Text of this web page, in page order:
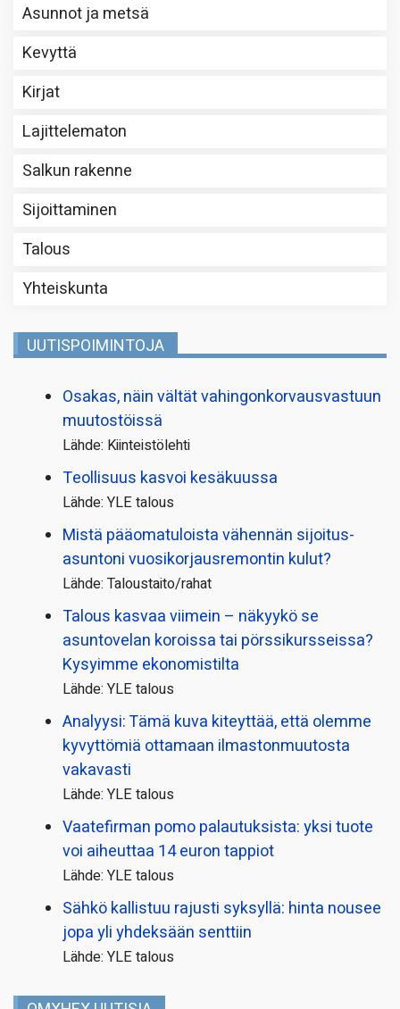
Asunnot ja metsä
Kevyttä
Kirjat
Lajittelematon
Salkun rakenne
Sijoittaminen
Talous
Yhteiskunta
UUTISPOIMINTOJA
Osakas, näin vältät vahingonkorvausvastuun
muutostöissä
Lähde: Kiinteistölehti
Teollisuus kasvoi kesäkuussa
Lähde: YLE talous
Mistä pääoma­tuloista vähennän sijoitus­
asuntoni vuosikorjaus­remontin kulut?
Lähde: Taloustaito/rahat
Talous kasvaa viimein – näkyykö se
asuntovelan koroissa tai pörssi­kursseissa?
Kysyimme ekonomistilta
Lähde: YLE talous
Analyysi: Tämä kuva kiteyttää, että olemme
kyvyttömiä ottamaan ilmaston­muutosta
vakavasti
Lähde: YLE talous
Vaatefirman pomo palautuksista: yksi tuote
voi aiheuttaa 14 euron tappiot
Lähde: YLE talous
Sähkö kallistuu rajusti syksyllä: hinta nousee
jopa yli yhdeksään senttiin
Lähde: YLE talous